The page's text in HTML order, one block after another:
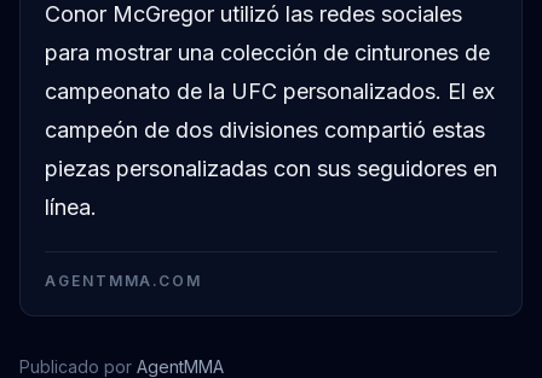
Conor McGregor utilizó las redes sociales
para mostrar una colección de cinturones de
campeonato de la UFC personalizados. El ex
campeón de dos divisiones compartió estas
piezas personalizadas con sus seguidores en
línea.
AGENTMMA.COM
Publicado por AgentMMA